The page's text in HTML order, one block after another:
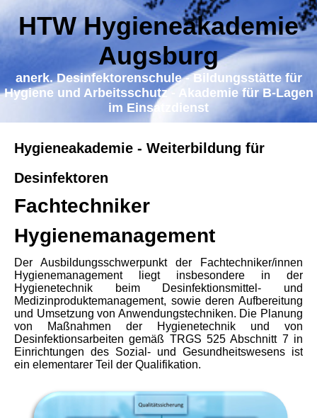
HTW Hygieneakademie
Augsburg
anerk. Desinfektorenschule - Bildungsstätte für
Hygiene und Arbeitsschutz - Akademie für B-Lagen
im Einsatzdienst
Hygieneakademie - Weiterbildung für
Desinfektoren
Fachtechniker
Hygienemanagement
Der Ausbildungsschwerpunkt der Fachtechniker/innen
Hygienemanagement liegt insbesondere in der
Hygienetechnik beim Desinfektionsmittel- und
Medizinproduktemanagement, sowie deren Aufbereitung
und Umsetzung von Anwendungstechniken. Die Planung
von Maßnahmen der Hygienetechnik und von
Desinfektionsarbeiten gemäß TRGS 525 Abschnitt 7 in
Einrichtungen des Sozial- und Gesundheitswesens ist
ein elementarer Teil der Qualifikation.